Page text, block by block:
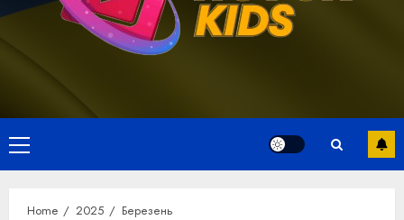
Primary
Menu
Home 2025 Березень